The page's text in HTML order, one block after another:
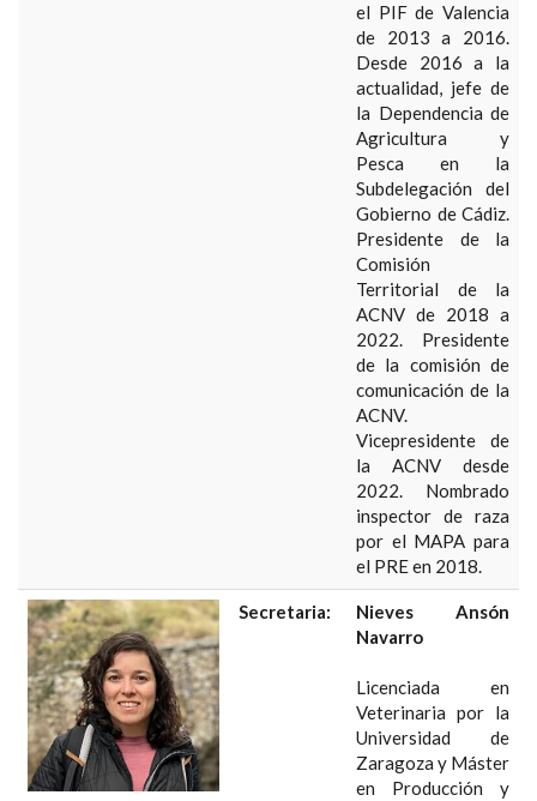
el PIF de Valencia
de 2013 a 2016.
Desde 2016 a la
actualidad, jefe de
la Dependencia de
Agricultura y
Pesca en la
Subdelegación del
Gobierno de Cádiz.
Presidente de la
Comisión
Territorial de la
ACNV de 2018 a
2022. Presidente
de la comisión de
comunicación de la
ACNV.
Vicepresidente de
la ACNV desde
2022. Nombrado
inspector de raza
por el MAPA para
el PRE en 2018.
Secretaria:
Nieves Ansón
Navarro
Licenciada en
Veterinaria por la
Universidad de
Zaragoza y Máster
en Producción y